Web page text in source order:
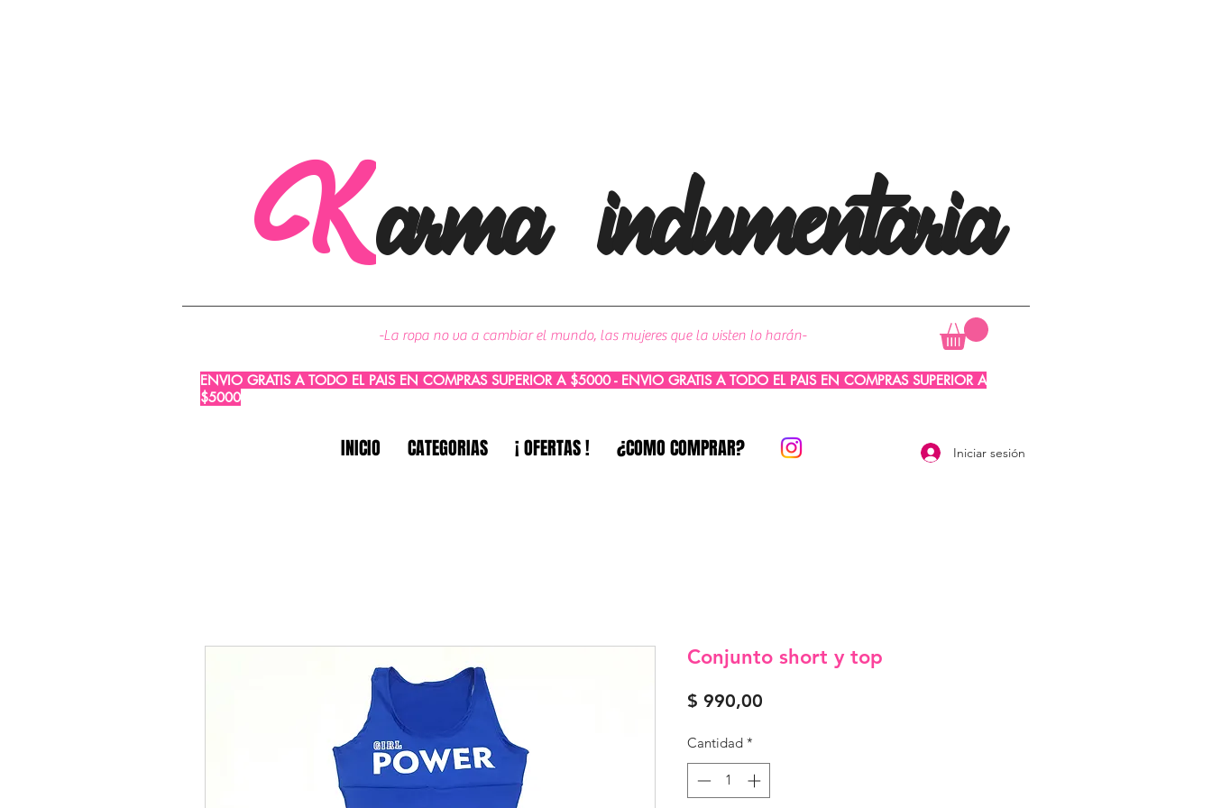
Karma indumentaria
-La ropa no va a cambiar el mundo, las mujeres que la visten lo harán-
ENVIO GRATIS A TODO EL PAIS EN COMPRAS SUPERIOR A $5000 - ENVIO GRATIS A TODO EL PAIS EN COMPRAS SUPERIOR A
$5000
INICIO CATEGORIAS ¡ OFERTAS ! ¿COMO COMPRAR? Iniciar sesión
Conjunto short y top
$ 990,00
Cantidad *